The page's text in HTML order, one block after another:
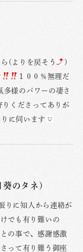
(よりを戻そう
)
１００％無理だ
多様のパワーの凄さ
くださってありが
に伺います
のタネ)
りに知人から連絡が
でも有り難いの
の事で、感謝感激
って有り難う御座